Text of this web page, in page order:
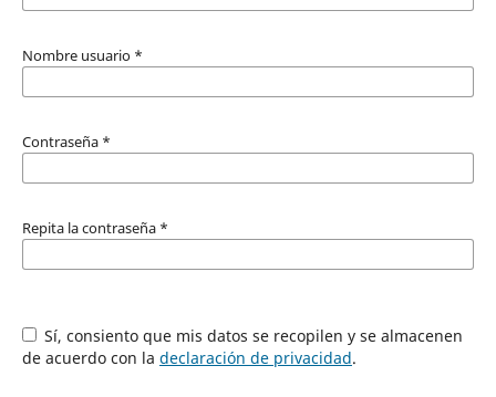
Nombre usuario *
Contraseña *
Repita la contraseña *
Sí, consiento que mis datos se recopilen y se almacenen
de acuerdo con la declaración de privacidad.